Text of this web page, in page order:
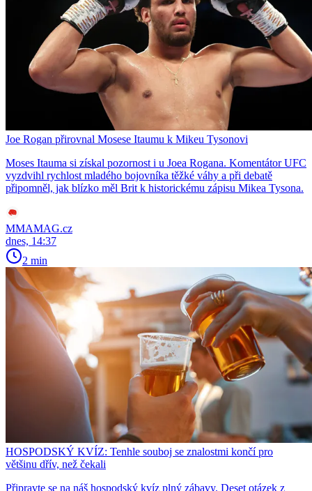
Joe Rogan přirovnal Mosese Itaumu k Mikeu Tysonovi
Moses Itauma si získal pozornost i u Joea Rogana. Komentátor UFC
vyzdvihl rychlost mladého bojovníka těžké váhy a při debatě
připomněl, jak blízko měl Brit k historickému zápisu Mikea Tysona.
MMAMAG.cz
dnes, 14:37
2 min
HOSPODSKÝ KVÍZ: Tenhle souboj se znalostmi končí pro
většinu dřív, než čekali
Připravte se na náš hospodský kvíz plný zábavy. Deset otázek z